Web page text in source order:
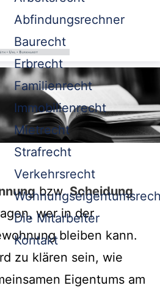
Abfindungsrechner
Baurecht
Erbrecht
Familienrecht
Immobilienrecht
Mietrecht
Strafrecht
Verkehrsrecht
Die Mitarbeiter
Kontakt
bzw.Scheidung
wer in der
bleiben kann.
zu klären sein, wie
Eigentums am